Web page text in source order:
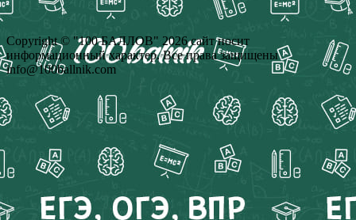
Copyright © "100 БАЛЛОВ" 2026 сайт носит
информационный характер. Все права защищены
info@100ballnik.com